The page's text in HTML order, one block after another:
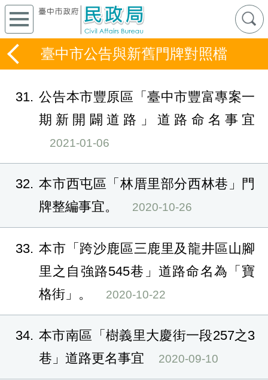
臺中市公告與新舊門牌對照檔
31 公告本市豐原區「臺中市豐富專案一
期新開闢道路」道路命名事宜
2021-01-06
32 本市西屯區「林厝里部分西林巷」門
牌整編事宜。
2020-10-26
33 本市「跨沙鹿區三鹿里及龍井區山腳
里之自強路545巷」道路命名為「寶
格街」。
2020-10-22
34 本市南區「樹義里大慶街一段257之3
巷」道路更名事宜
2020-09-10